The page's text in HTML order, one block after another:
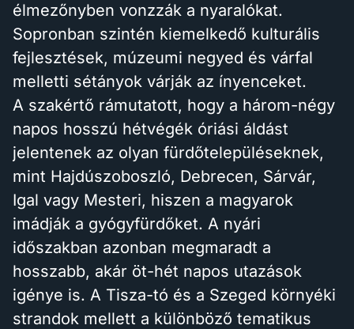
élmezőnyben vonzzák a nyaralókat.
Sopronban szintén kiemelkedő kulturális
fejlesztések, múzeumi negyed és várfal
melletti sétányok várják az ínyenceket.
A szakértő rámutatott, hogy a három-négy
napos hosszú hétvégék óriási áldást
jelentenek az olyan fürdőtelepüléseknek,
mint Hajdúszoboszló, Debrecen, Sárvár,
Igal vagy Mesteri, hiszen a magyarok
imádják a gyógyfürdőket. A nyári
időszakban azonban megmaradt a
hosszabb, akár öt-hét napos utazások
igénye is. A Tisza-tó és a Szeged környéki
strandok mellett a különböző tematikus